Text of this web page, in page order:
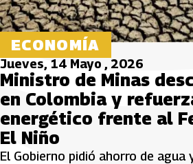
ECONOMÍA
Jueves, 14 Mayo , 2026
Ministro de Minas
en Colombia y
energético frente al
El Niño
El Gobierno pidió ahorro de agua